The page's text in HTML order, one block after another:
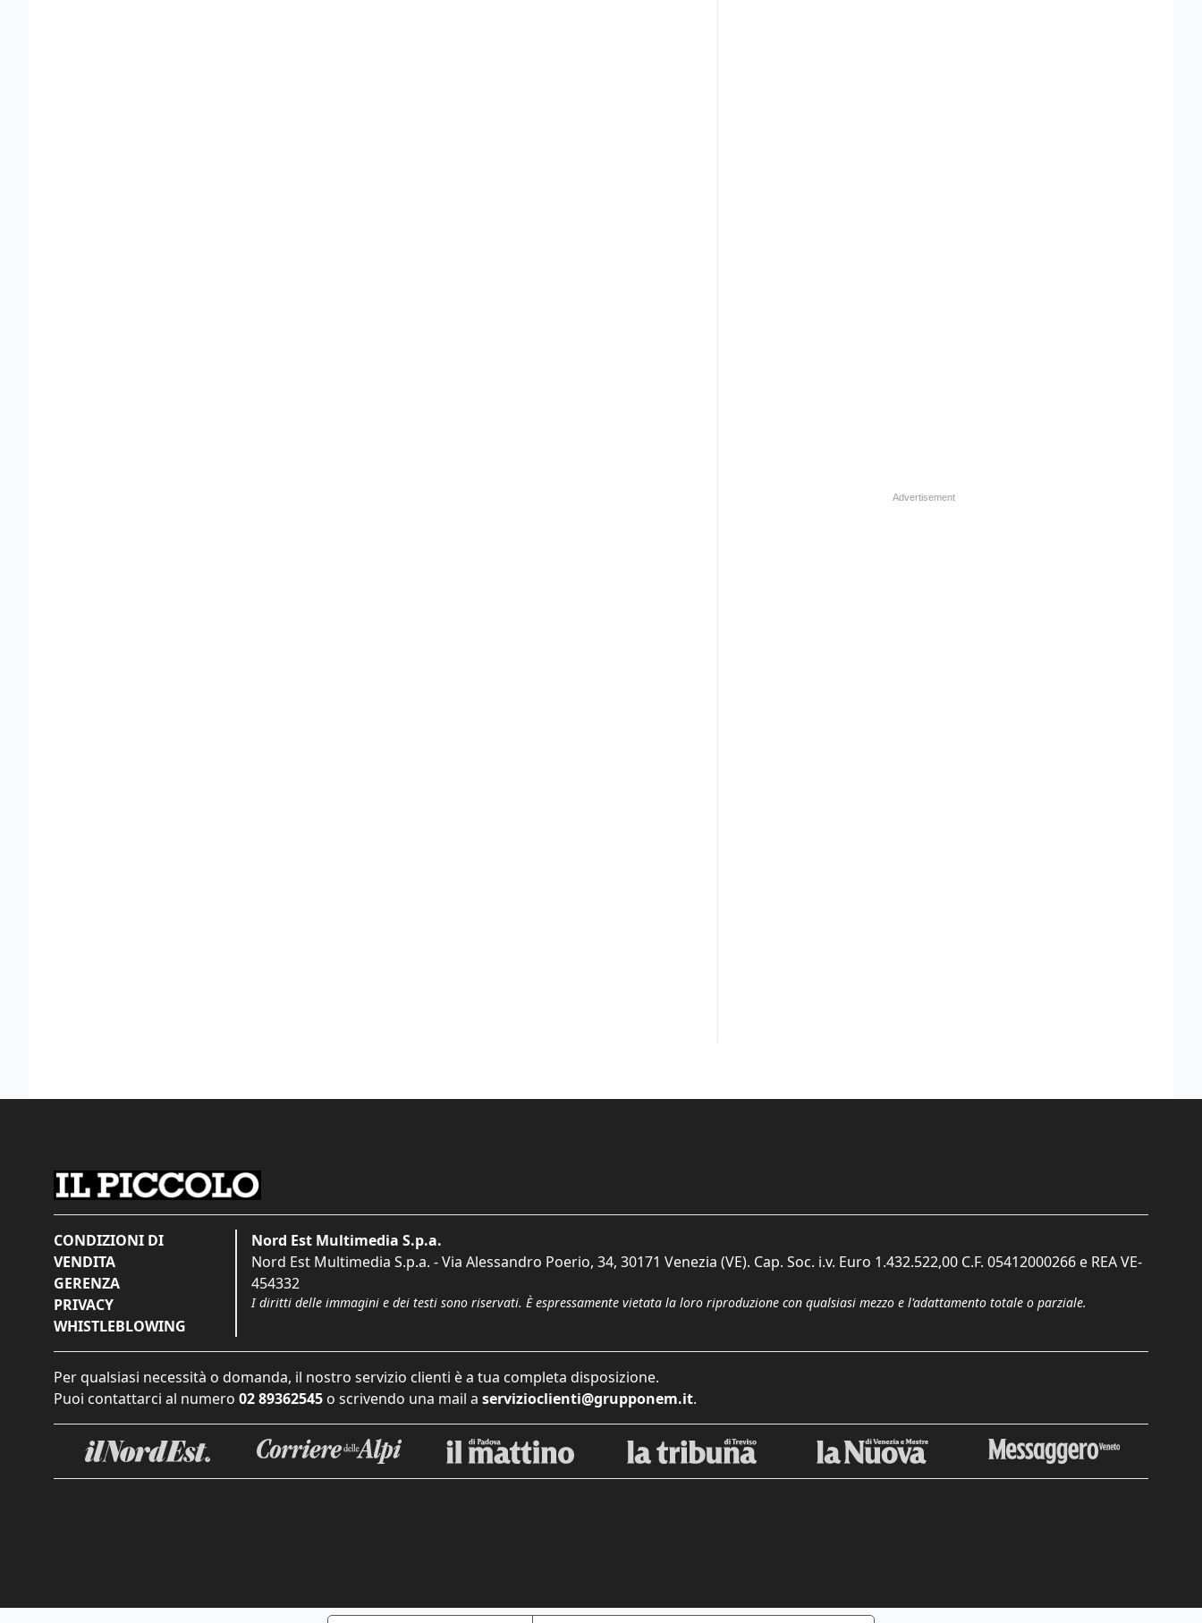
CONDIZIONI DI
VENDITA
GERENZA
PRIVACY
WHISTLEBLOWING
Nord Est Multimedia S.p.a.
Nord Est Multimedia S.p.a. - Via Alessandro Poerio, 34, 30171 Venezia (VE). Cap. Soc. i.v. Euro 1.432.522,00 C.F. 05412000266 e REA VE-
454332
I diritti delle immagini e dei testi sono riservati. È espressamente vietata la loro riproduzione con qualsiasi mezzo e l'adattamento totale o parziale.
Per qualsiasi necessità o domanda, il nostro servizio clienti è a tua completa disposizione.
Puoi contattarci al numero 02 89362545 o scrivendo una mail a servizioclienti@grupponem.it.